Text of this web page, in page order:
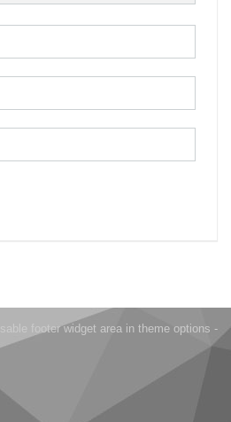
footer widget area in theme options -